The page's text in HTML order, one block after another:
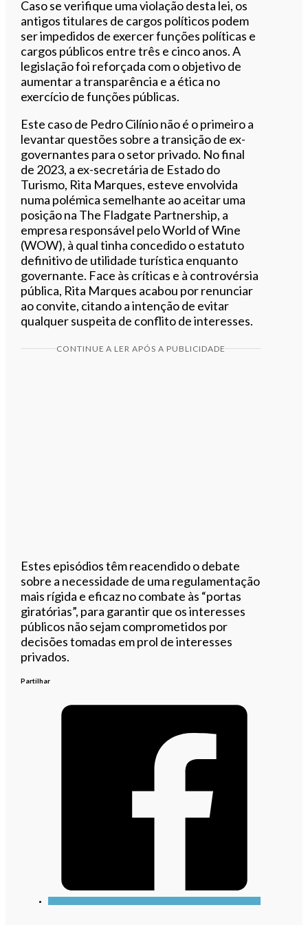
Caso se verifique uma violação desta lei, os
antigos titulares de cargos políticos podem
ser impedidos de exercer funções políticas e
cargos públicos entre três e cinco anos. A
legislação foi reforçada com o objetivo de
aumentar a transparência e a ética no
exercício de funções públicas.
Este caso de Pedro Cilínio não é o primeiro a
levantar questões sobre a transição de ex-
governantes para o setor privado. No final
de 2023, a ex-secretária de Estado do
Turismo, Rita Marques, esteve envolvida
numa polémica semelhante ao aceitar uma
posição na The Fladgate Partnership, a
empresa responsável pelo World of Wine
(WOW), à qual tinha concedido o estatuto
definitivo de utilidade turística enquanto
governante. Face às críticas e à controvérsia
pública, Rita Marques acabou por renunciar
ao convite, citando a intenção de evitar
qualquer suspeita de conflito de interesses.
CONTINUE A LER APÓS A PUBLICIDADE
Estes episódios têm reacendido o debate
sobre a necessidade de uma regulamentação
mais rígida e eficaz no combate às “portas
giratórias”, para garantir que os interesses
públicos não sejam comprometidos por
decisões tomadas em prol de interesses
privados.
Partilhar